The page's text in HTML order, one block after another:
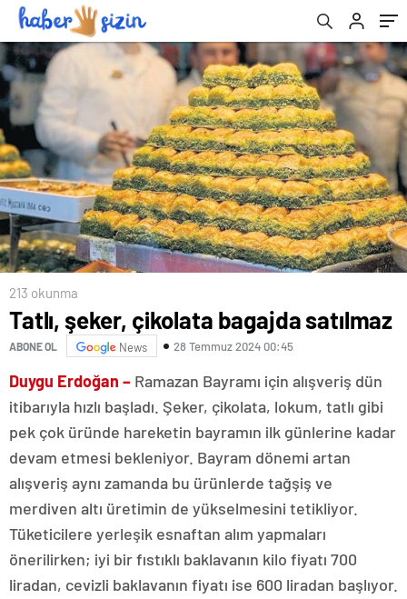
213 okunma
Tatlı, şeker, çikolata bagajda satılmaz
ABONE OL News 28 Temmuz 2024 00:45
Duygu Erdoğan – Ramazan Bayramı için alışveriş dün
itibarıyla hızlı başladı. Şeker, çikolata, lokum, tatlı gibi
pek çok üründe hareketin bayramın ilk günlerine kadar
devam etmesi bekleniyor. Bayram dönemi artan
alışveriş aynı zamanda bu ürünlerde tağşiş ve
merdiven altı üretimin de yükselmesini tetikliyor.
Tüketicilere yerleşik esnaftan alım yapmaları
önerilirken; iyi bir fıstıklı baklavanın kilo fiyatı 700
liradan, cevizli baklavanın fiyatı ise 600 liradan başlıyor.